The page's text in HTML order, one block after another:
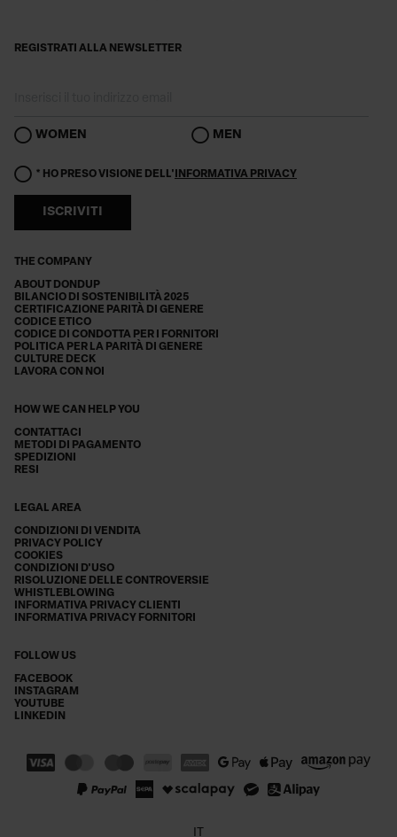
THE COMPANY
ABOUT DONDUP
BILANCIO DI SOSTENIBILITÀ 2025
CERTIFICAZIONE PARITÀ DI GENERE
CODICE ETICO
CODICE DI CONDOTTA PER I FORNITORI
POLITICA PER LA PARITÀ DI GENERE
CULTURE DECK
LAVORA CON NOI
HOW WE CAN HELP YOU
CONTATTACI
METODI DI PAGAMENTO
SPEDIZIONI
RESI
LEGAL AREA
CONDIZIONI DI VENDITA
PRIVACY POLICY
COOKIES
CONDIZIONI D'USO
RISOLUZIONE DELLE CONTROVERSIE
WHISTLEBLOWING
INFORMATIVA PRIVACY CLIENTI
INFORMATIVA PRIVACY FORNITORI
FOLLOW US
FACEBOOK
INSTAGRAM
YOUTUBE
LINKEDIN
REGISTRATI ALLA NEWSLETTER
WOMEN MEN
* HO PRESO VISIONE DELL' INFORMATIVA PRIVACY
ISCRIVITI
IT